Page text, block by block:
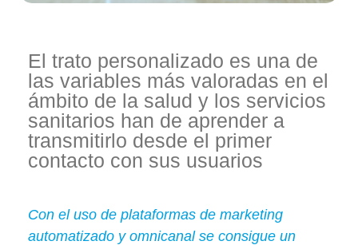
El trato personalizado es una de
las variables más valoradas en el
ámbito de la salud y los servicios
sanitarios han de aprender a
transmitirlo desde el primer
contacto con sus usuarios
Con el uso de plataformas de marketing
automatizado y omnicanal se consigue un